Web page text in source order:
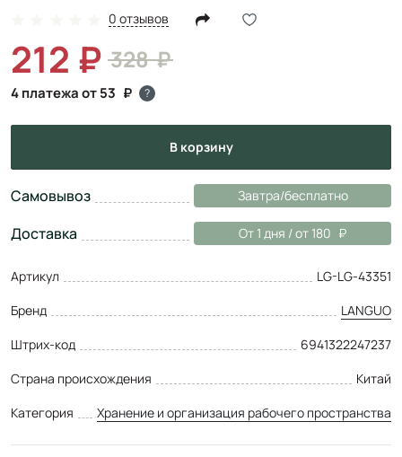
0 отзывов
328
212
4 платежа от 53 ?
в корзину
Самовывоз Завтра/бесплатно
Доставка От 1 дня / от 180
Артикул
LG-LG-43351
Бренд
LANGUO
Штрих-код
6941322247237
Страна происхождения
Китай
Категория
Хранение и организация рабочего пространства